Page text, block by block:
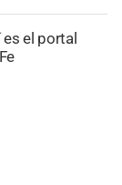
es el portal